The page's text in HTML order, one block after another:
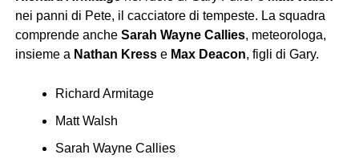
nei panni di Pete, il cacciatore di tempeste. La squadra
comprende anche Sarah Wayne Callies, meteorologa,
insieme a Nathan Kresse Max Deacon, figli di Gary.
Richard Armitage
Matt Walsh
Sarah Wayne Callies